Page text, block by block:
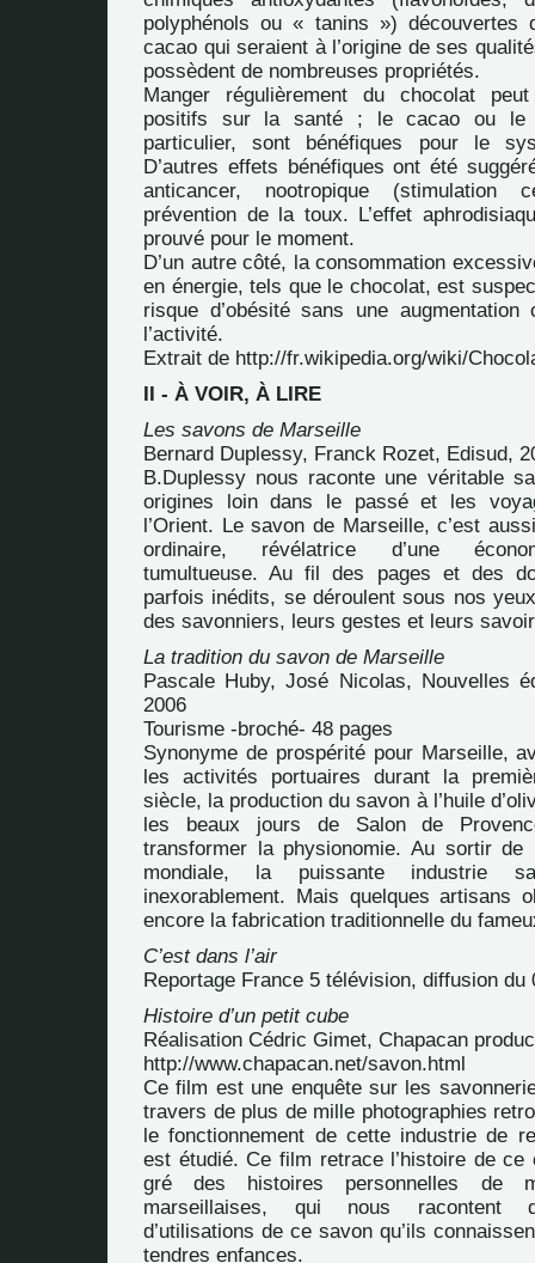
polyphénols ou « tanins ») découvertes
cacao qui seraient à l’origine de ses
possèdent de nombreuses propriétés.
Manger régulièrement du chocolat
positifs sur la santé ; le cacao ou le
particulier, sont bénéfiques pour le
D’autres effets bénéfiques ont été
anticancer, nootropique (stimulation
prévention de la toux. L’effet
prouvé pour le moment.
D’un autre côté, la consommation
en énergie, tels que le chocolat, est
risque d’obésité sans une augmentation
l’activité.
Extrait de http://fr.wikipedia.org/wiki/
II - À VOIR, À LIRE
Les savons de Marseille
Bernard Duplessy, Franck Rozet, Edisud,
B.Duplessy nous raconte une véritable
origines loin dans le passé et les
l’Orient. Le savon de Marseille, c’est
ordinaire, révélatrice d’une
tumultueuse. Au fil des pages et des
parfois inédits, se déroulent sous nos
des savonniers, leurs gestes et leurs
La tradition du savon de Marseille
Pascale Huby, José Nicolas, Nouvelles
2006
Tourisme -broché- 48 pages
Synonyme de prospérité pour Marseille,
les activités portuaires durant la
siècle, la production du savon à l’huile
les beaux jours de Salon de
transformer la physionomie. Au sortir de
mondiale, la puissante industrie
inexorablement. Mais quelques artisans
encore la fabrication traditionnelle du
C’est dans l’air
Reportage France 5 télévision, diffusion du
Histoire d’un petit cube
Réalisation Cédric Gimet, Chapacan
http://www.chapacan.net/savon.html
Ce film est une enquête sur les
travers de plus de mille photographies
le fonctionnement de cette industrie de
est étudié. Ce film retrace l’histoire de ce
gré des histoires personnelles de
marseillaises, qui nous racontent
d’utilisations de ce savon qu’ils
tendres enfances.